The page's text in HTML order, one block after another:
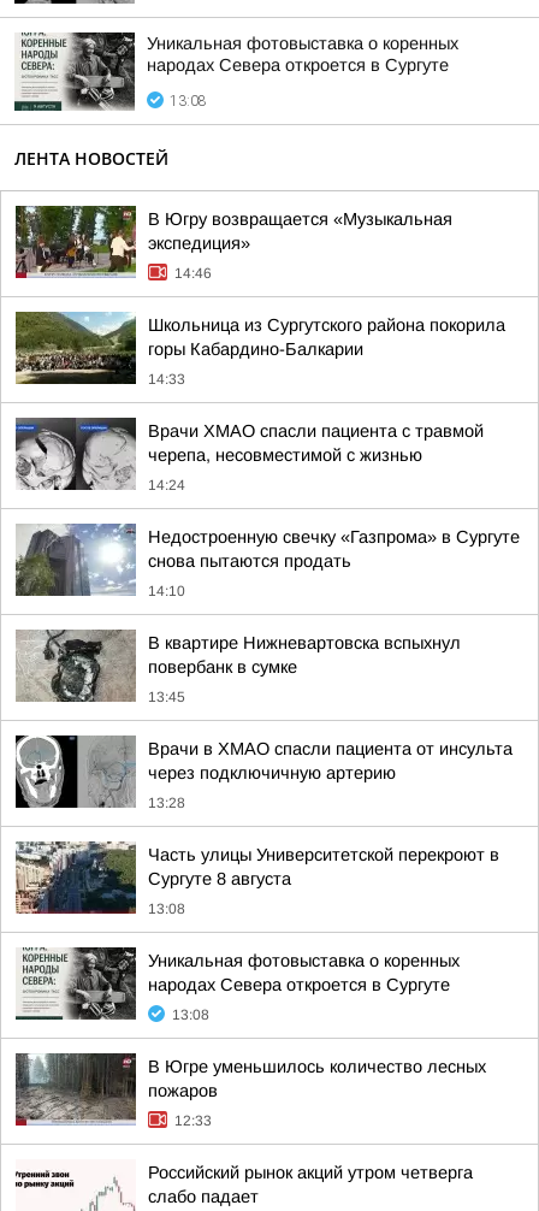
Уникальная фотовыставка о коренных
народах Севера откроется в Сургуте
13:08
ЛЕНТА НОВОСТЕЙ
В Югру возвращается «Музыкальная
экспедиция»
14:46
Школьница из Сургутского района покорила
горы Кабардино-Балкарии
14:33
Врачи ХМАО спасли пациента с травмой
черепа, несовместимой с жизнью
14:24
Недостроенную свечку «Газпрома» в Сургуте
снова пытаются продать
14:10
В квартире Нижневартовска вспыхнул
повербанк в сумке
13:45
Врачи в ХМАО спасли пациента от инсульта
через подключичную артерию
13:28
Часть улицы Университетской перекроют в
Сургуте 8 августа
13:08
Уникальная фотовыставка о коренных
народах Севера откроется в Сургуте
13:08
В Югре уменьшилось количество лесных
пожаров
12:33
Российский рынок акций утром четверга
слабо падает